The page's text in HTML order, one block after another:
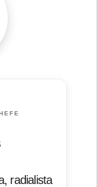
radialista